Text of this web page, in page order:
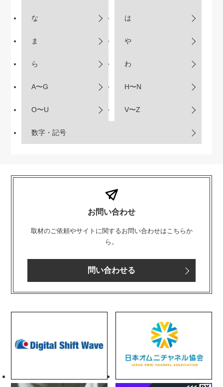
な は
ま や
ら わ
A〜G H〜N
O〜U V〜Z
数字・記号
お問い合わせ
取材のご依頼やサイトに関するお問い合わせはこちらか
ら。
問い合わせる